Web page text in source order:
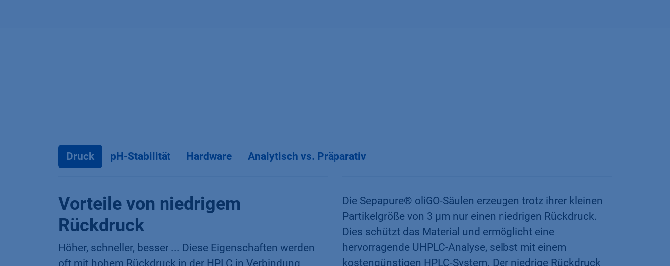
Druck pH-Stabilität Hardware Analytisch vs. Präparativ
Vorteile von niedrigem
Rückdruck
Höher, schneller, besser ... Diese Eigenschaften werden
oft mit hohem Rückdruck in der HPLC in Verbindung
Die Sepapure® oliGO-Säulen erzeugen trotz ihrer kleinen
Partikelgröße von 3 µm nur einen niedrigen Rückdruck.
Dies schützt das Material und ermöglicht eine
hervorragende UHPLC-Analyse, selbst mit einem
kostengünstigen HPLC-System. Der niedrige Rückdruck